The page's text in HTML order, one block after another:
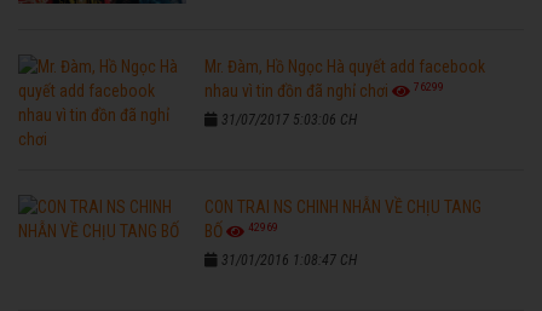
Mr. Đàm, Hồ Ngọc Hà quyết add facebook
nhau vì tin đồn đã nghỉ chơi
76299
31/07/2017 5:03:06 CH
CON TRAI NS CHINH NHẪN VỀ CHỊU TANG
BỐ
42969
31/01/2016 1:08:47 CH